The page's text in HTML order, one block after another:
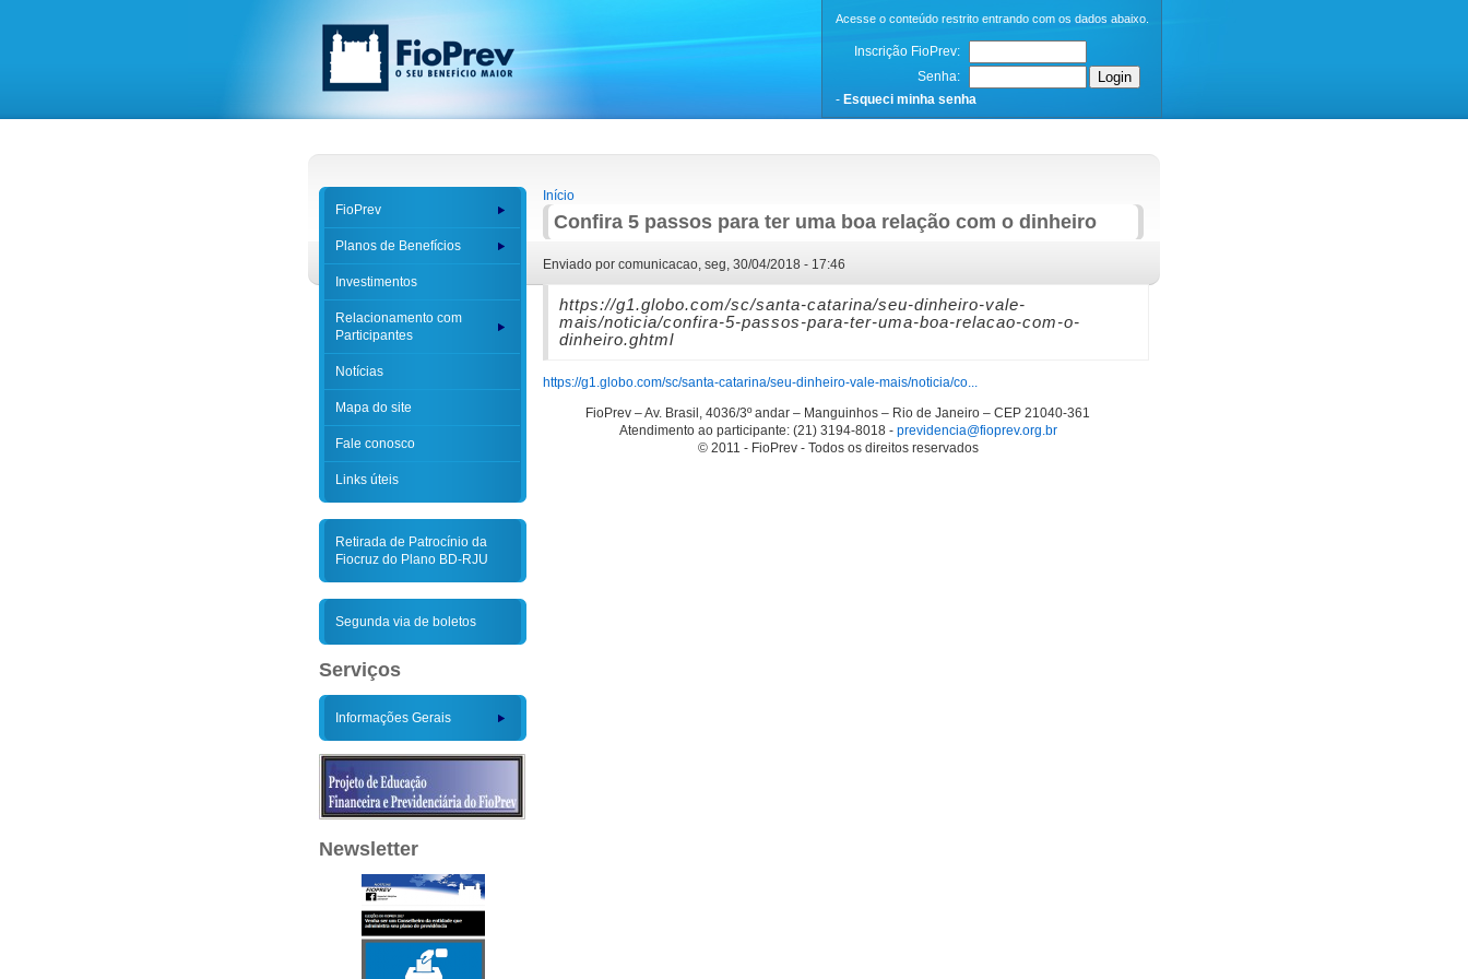
Acesse o conteúdo restrito entrando com os dados abaixo.
Inscrição FioPrev:
Senha:
- Esqueci minha senha
FioPrev
Planos de Benefícios
Investimentos
Relacionamento com
Participantes
Notícias
Mapa do site
Fale conosco
Links úteis
Retirada de Patrocínio da
Fiocruz do Plano BD-RJU
Segunda via de boletos
Serviços
Informações Gerais
Newsletter
Início
Confira 5 passos para ter uma boa relação com o dinheiro
Enviado por comunicacao, seg, 30/04/2018 - 17:46
https://g1.globo.com/sc/santa-catarina/seu-dinheiro-vale-
mais/noticia/confira-5-passos-para-ter-uma-boa-relacao-com-o-
dinheiro.ghtml
https://g1.globo.com/sc/santa-catarina/seu-dinheiro-vale-mais/noticia/co...
FioPrev – Av. Brasil, 4036/3º andar – Manguinhos – Rio de Janeiro – CEP 21040-361
Atendimento ao participante: (21) 3194-8018 - previdencia@fioprev.org.br
© 2011 - FioPrev - Todos os direitos reservados